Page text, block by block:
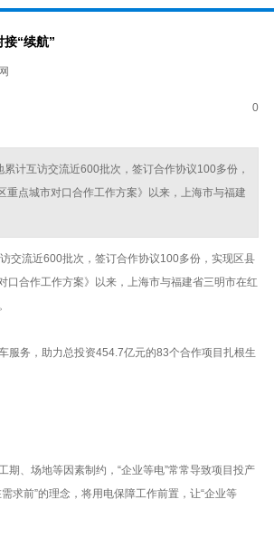
“续航”
0
计互访交流近600批次，签订合作协议100多份，
点城市对口合作工作方案》以来，上海市与福建
交流近600批次，签订合作协议100多份，实现区县
合作工作方案》以来，上海市与福建省三明市在红
务，助力总投资454.7亿元的83个合作项目扎根生
、场地等因素制约，“企业等电”常常导致项目投产
求前”的理念，将用电保障工作前置，让“企业等